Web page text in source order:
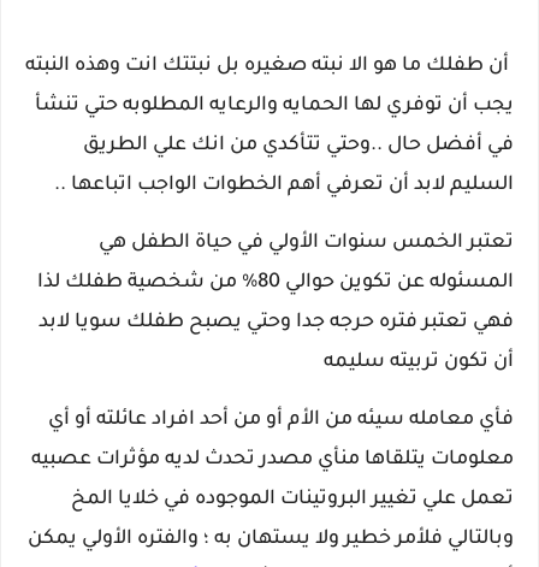
أن طفلك ما هو الا نبته صغيره بل نبتتك انت وهذه النبته
يجب أن توفري لها الحمايه والرعايه المطلوبه حتي تنشأ
في أفضل حال ..وحتي تتأكدي من انك علي الطريق
السليم لابد أن تعرفي أهم الخطوات الواجب اتباعها ..
تعتبر الخمس سنوات الأولي في حياة الطفل هي
المسئوله عن تكوين حوالي 80% من شخصية طفلك لذا
فهي تعتبر فتره حرجه جدا وحتي يصبح طفلك سويا لابد
أن تكون تربيته سليمه
فأي معامله سيئه من الأم أو من أحد افراد عائلته أو أي
معلومات يتلقاها منأي مصدر تحدث لديه مؤثرات عصبيه
تعمل علي تغيير البروتينات الموجوده في خلايا المخ
وبالتالي فلأمر خطير ولا يستهان به ؛ والفتره الأولي يمكن